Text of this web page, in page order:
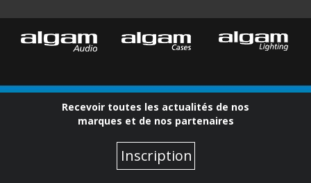
Recevoir toutes les actualités de nos
marques et de nos partenaires
Inscription